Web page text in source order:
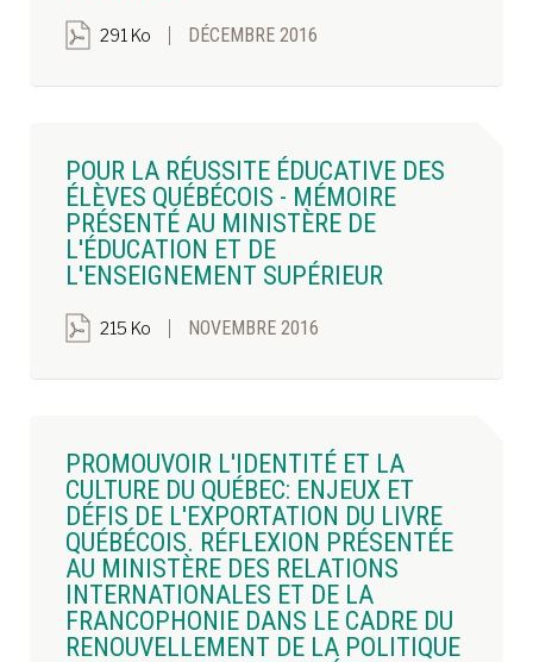
291 Ko DÉCEMBRE 2016
POUR LA RÉUSSITE ÉDUCATIVE DES
ÉLÈVES QUÉBÉCOIS - MÉMOIRE
PRÉSENTÉ AU MINISTÈRE DE
L'ÉDUCATION ET DE
L'ENSEIGNEMENT SUPÉRIEUR
215 Ko NOVEMBRE 2016
PROMOUVOIR L'IDENTITÉ ET LA
CULTURE DU QUÉBEC: ENJEUX ET
DÉFIS DE L'EXPORTATION DU LIVRE
QUÉBÉCOIS. RÉFLEXION PRÉSENTÉE
AU MINISTÈRE DES RELATIONS
INTERNATIONALES ET DE LA
FRANCOPHONIE DANS LE CADRE DU
RENOUVELLEMENT DE LA POLITIQUE